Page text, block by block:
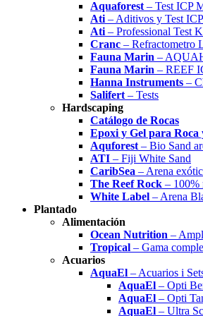
Aquaforest – Test ICP
Ati – Aditivos y Test ICP
Ati – Professional Test
Cranc – Refractometro
Fauna Marin –
Fauna Marin – REEF
Hanna Instruments –
Salifert – Tests
Hardscaping
Catálogo de Rocas
Epoxi y Gel para Roca
Aquforest – Bio Sand
ATI – Fiji White Sand
CaribSea – Arena
The Reef Rock – 100%
White Label – Arena
Plantado
Alimentación
Ocean Nutrition –
Tropical – Gama
Acuarios
AquaEl – Acuarios i
AquaEl – Opti
AquaEl – Opti
AquaEl – Ultra